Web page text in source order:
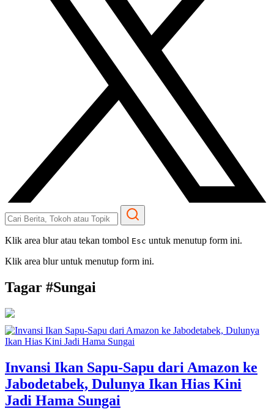
Klik area blur atau tekan tombol Esc untuk menutup form ini.
Klik area blur untuk menutup form ini.
Tagar #Sungai
Invansi Ikan Sapu-Sapu dari Amazon ke
Jabodetabek, Dulunya Ikan Hias Kini
Jadi Hama Sungai